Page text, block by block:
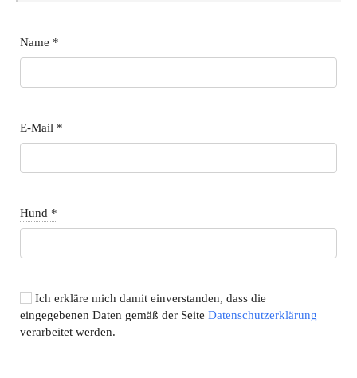
Name *
E-Mail *
Hund *
Ich erkläre mich damit einverstanden, dass die
eingegebenen Daten gemäß der Seite Datenschutzerklärung
verarbeitet werden.